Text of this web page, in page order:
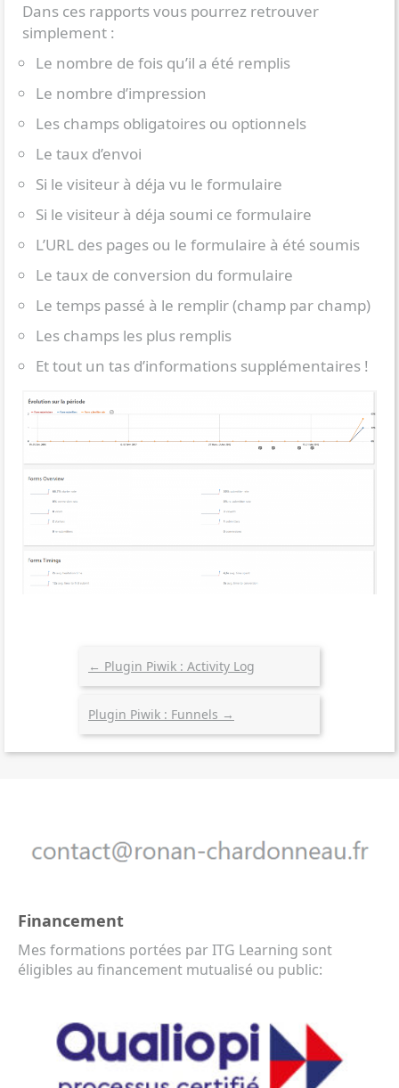
Dans ces rapports vous pourrez retrouver
simplement :
Le nombre de fois qu’il a été remplis
Le nombre d’impression
Les champs obligatoires ou optionnels
Le taux d’envoi
Si le visiteur à déja vu le formulaire
Si le visiteur à déja soumi ce formulaire
L’URL des pages ou le formulaire à été soumis
Le taux de conversion du formulaire
Le temps passé à le remplir (champ par champ)
Les champs les plus remplis
Et tout un tas d’informations supplémentaires !
← Plugin Piwik : Activity Log
Plugin Piwik : Funnels →
Financement
Mes formations portées par ITG Learning sont
éligibles au financement mutualisé ou public: